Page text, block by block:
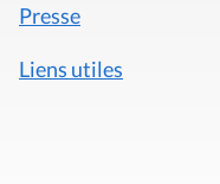
Presse
Liens utiles